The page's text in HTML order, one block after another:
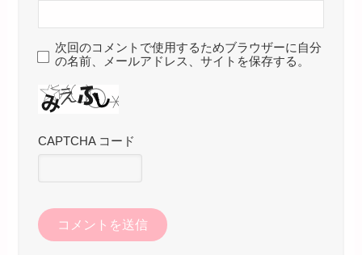
次回のコメントで使用するためブラウザーに自分
の名前、メールアドレス、サイトを保存する。
CAPTCHA コード